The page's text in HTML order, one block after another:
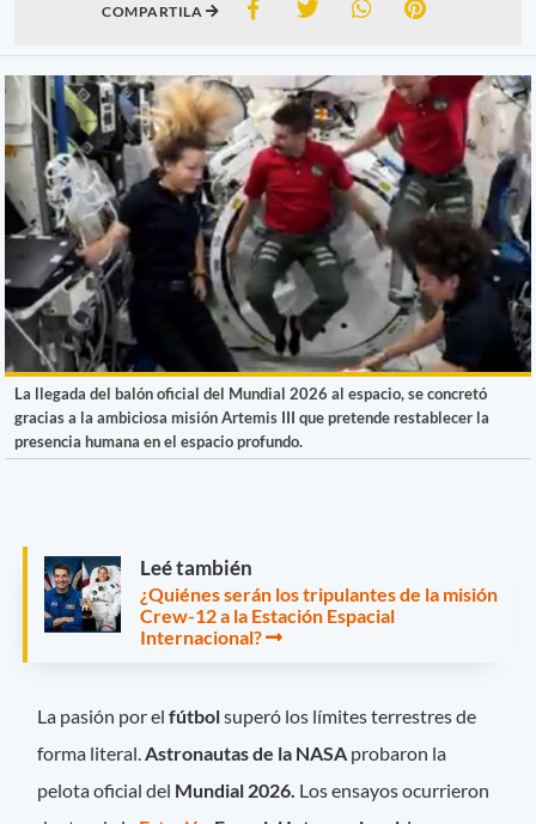
COMPARTILA
La llegada del balón oficial del Mundial 2026 al espacio, se concretó
gracias a la ambiciosa misión Artemis III que pretende restablecer la
presencia humana en el espacio profundo.
Leé también
¿Quiénes serán los tripulantes de la misión
Crew-12 a la Estación Espacial
Internacional?
La pasión por elfútbolsuperó los límites terrestres de
forma literal.Astronautas de la NASA probaron la
pelota oficial del Mundial 2026. Los ensayos ocurrieron